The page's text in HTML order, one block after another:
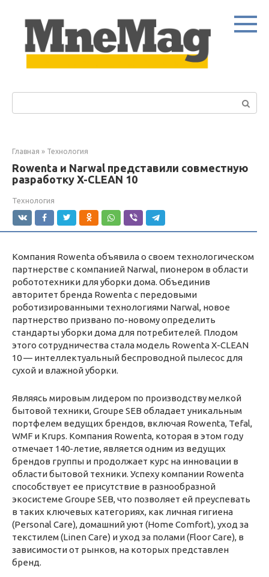
контенту
Главная » Технология
Rowenta и Narwal представили совместную
разработку X-CLEAN 10
Технология
Компания Rowenta объявила о своем технологическом
партнерстве с компанией Narwal, пионером в области
робототехники для уборки дома. Объединив
авторитет бренда Rowenta с передовыми
роботизированными технологиями Narwal, новое
партнерство призвано по-новому определить
стандарты уборки дома для потребителей. Плодом
этого сотрудничества стала модель Rowenta X-CLEAN
10 — интеллектуальный беспроводной пылесос для
сухой и влажной уборки.
Являясь мировым лидером по производству мелкой
бытовой техники, Groupe SEB обладает уникальным
портфелем ведущих брендов, включая Rowenta, Tefal,
WMF и Krups. Компания Rowenta, которая в этом году
отмечает 140-летие, является одним из ведущих
брендов группы и продолжает курс на инновации в
области бытовой техники. Успеху компании Rowenta
способствует ее присутствие в разнообразной
экосистеме Groupe SEB, что позволяет ей преуспевать
в таких ключевых категориях, как личная гигиена
(Personal Care), домашний уют (Home Comfort), уход за
текстилем (Linen Care) и уход за полами (Floor Care), в
зависимости от рынков, на которых представлен
бренд.